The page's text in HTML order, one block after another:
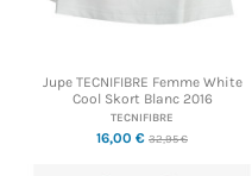
Jupe TECNIFIBRE Femme White
Cool Skort Blanc 2016
TECNIFIBRE
16,00 € 32,95 €